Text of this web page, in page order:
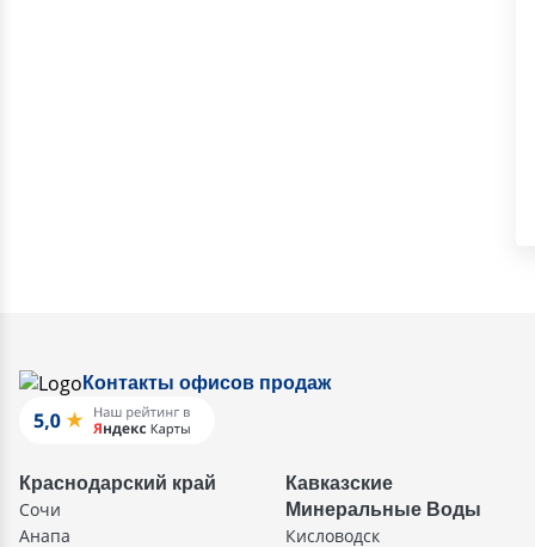
Контакты офисов продаж
Краснодарский край
Сочи
Анапа
Кавказские
Минеральные Воды
Кисловодск